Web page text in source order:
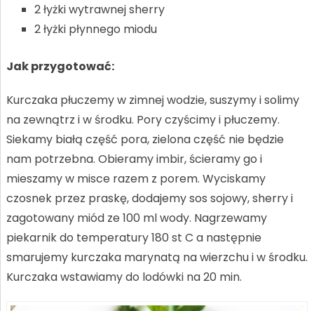
2 łyżki wytrawnej sherry
2 łyżki płynnego miodu
Jak przygotować:
Kurczaka płuczemy w zimnej wodzie, suszymy i solimy
na zewnątrz i w środku. Pory czyścimy i płuczemy.
Siekamy białą część pora, zielona część nie będzie
nam potrzebna. Obieramy imbir, ścieramy go i
mieszamy w misce razem z porem. Wyciskamy
czosnek przez praskę, dodajemy sos sojowy, sherry i
zagotowany miód ze 100 ml wody. Nagrzewamy
piekarnik do temperatury 180 st C a następnie
smarujemy kurczaka marynatą na wierzchu i w środku.
Kurczaka wstawiamy do lodówki na 20 min.